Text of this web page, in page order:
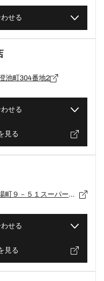
せる
池町304番地2
せる
見る
455-0021 愛知県名古屋市港区木場町９－５１スーパーオートバックスナゴヤベイ２Ｆ
せる
見る